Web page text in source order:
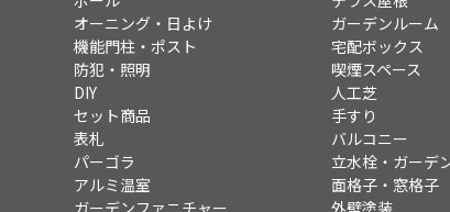
オーニング・日よけ
ガーデンルーム
機能門柱・ポスト
宅配ボックス
防犯・照明
喫煙スペース
DIY
人工芝
セット商品
手すり
表札
バルコニー
パーゴラ
立水栓・ガーデ
アルミ温室
面格子・窓格子